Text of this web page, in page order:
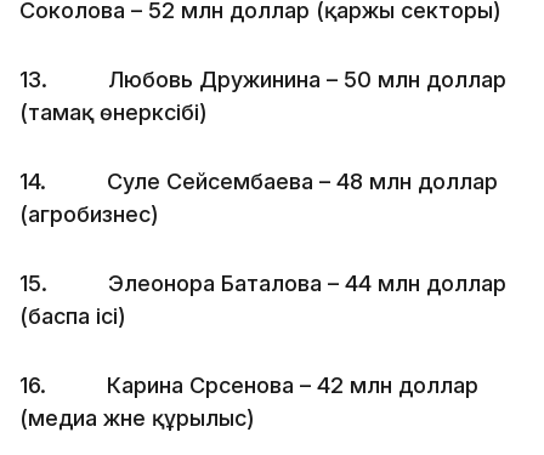
Соколова – 52 млн доллар (қаржы секторы)
13. Любовь Дружинина – 50 млн доллар
(тамақ өнеркәсібі)
14. Сәуле Сейсембаева – 48 млн доллар
(агробизнес)
15. Элеонора Баталова – 44 млн доллар
(баспа ісі)
16. Карина Сәрсенова – 42 млн доллар
(медиа және құрылыс)